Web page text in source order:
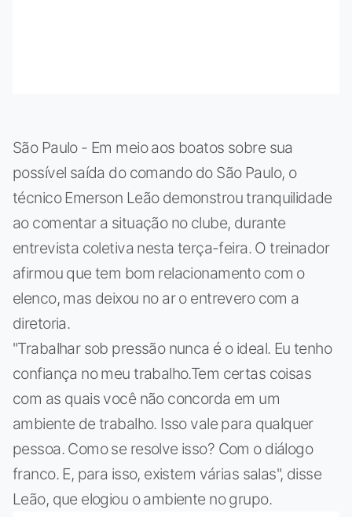
São Paulo - Em meio aos boatos sobre sua
possível saída do comando do São Paulo, o
técnico Emerson Leão demonstrou tranquilidade
ao comentar a situação no clube, durante
entrevista coletiva nesta terça-feira. O treinador
afirmou que tem bom relacionamento com o
elenco, mas deixou no ar o entrevero com a
diretoria.
"Trabalhar sob pressão nunca é o ideal. Eu tenho
confiança no meu trabalho.Tem certas coisas
com as quais você não concorda em um
ambiente de trabalho. Isso vale para qualquer
pessoa. Como se resolve isso? Com o diálogo
franco. E, para isso, existem várias salas", disse
Leão, que elogiou o ambiente no grupo.